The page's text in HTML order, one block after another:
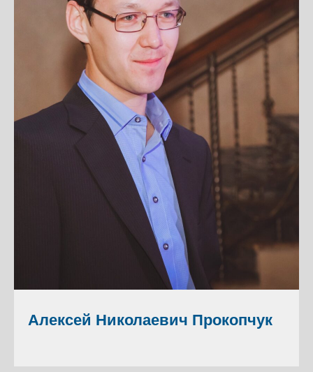
Алексей Николаевич Прокопчук